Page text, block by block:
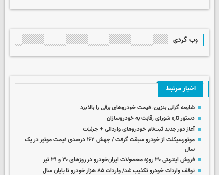
وب گردی
اخبار مرتبط
شایعه گرانی بنزین، قیمت خودروهای برقی را بالا برد
دستور تازه شورای رقابت به خودروسازان
آغاز دور جدید ثبت‌نام خودروهای وارداتی + جزئیات
موتورسیکلت از خودرو سبقت گرفت / جهش ۱۶۲ درصدی قیمت موتور در یک
سال
فروش اینترنتی ۳۰ روزه محصولات ایران‌خودرو در روزهای ۳۰ و ۳۱ تیر
توقف واردات خودرو تکذیب شد/ واردات ۸۵ هزار خودرو تا پایان سال